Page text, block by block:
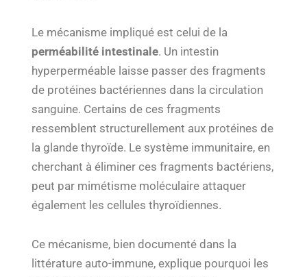
Le mécanisme impliqué est celui de la
perméabilité intestinale. Un intestin
hyperperméable laisse passer des fragments
de protéines bactériennes dans la circulation
sanguine. Certains de ces fragments
ressemblent structurellement aux protéines de
la glande thyroïde. Le système immunitaire, en
cherchant à éliminer ces fragments bactériens,
peut par mimétisme moléculaire attaquer
également les cellules thyroïdiennes.
Ce mécanisme, bien documenté dans la
littérature auto-immune, explique pourquoi les